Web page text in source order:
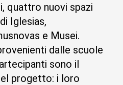
quattro nuovi spazi
Iglesias,
e Musei.
dalle scuole
sono il
progetto: i loro